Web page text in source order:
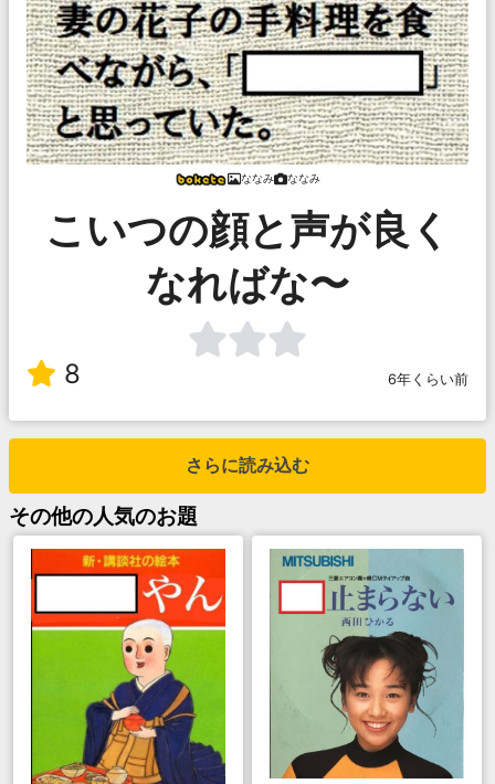
ななみ ななみ
こいつの顔と声が良く
なればな〜
8 6年くらい前
さらに読み込む
その他の人気のお題